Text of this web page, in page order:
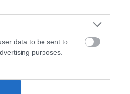
data to be sent to
purposes.
που χάνει την υπομονή της
αρέσει;» (VIDEO)